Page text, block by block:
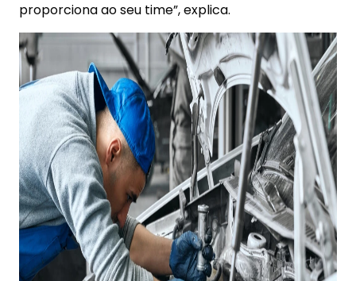
proporciona ao seu time”, explica.